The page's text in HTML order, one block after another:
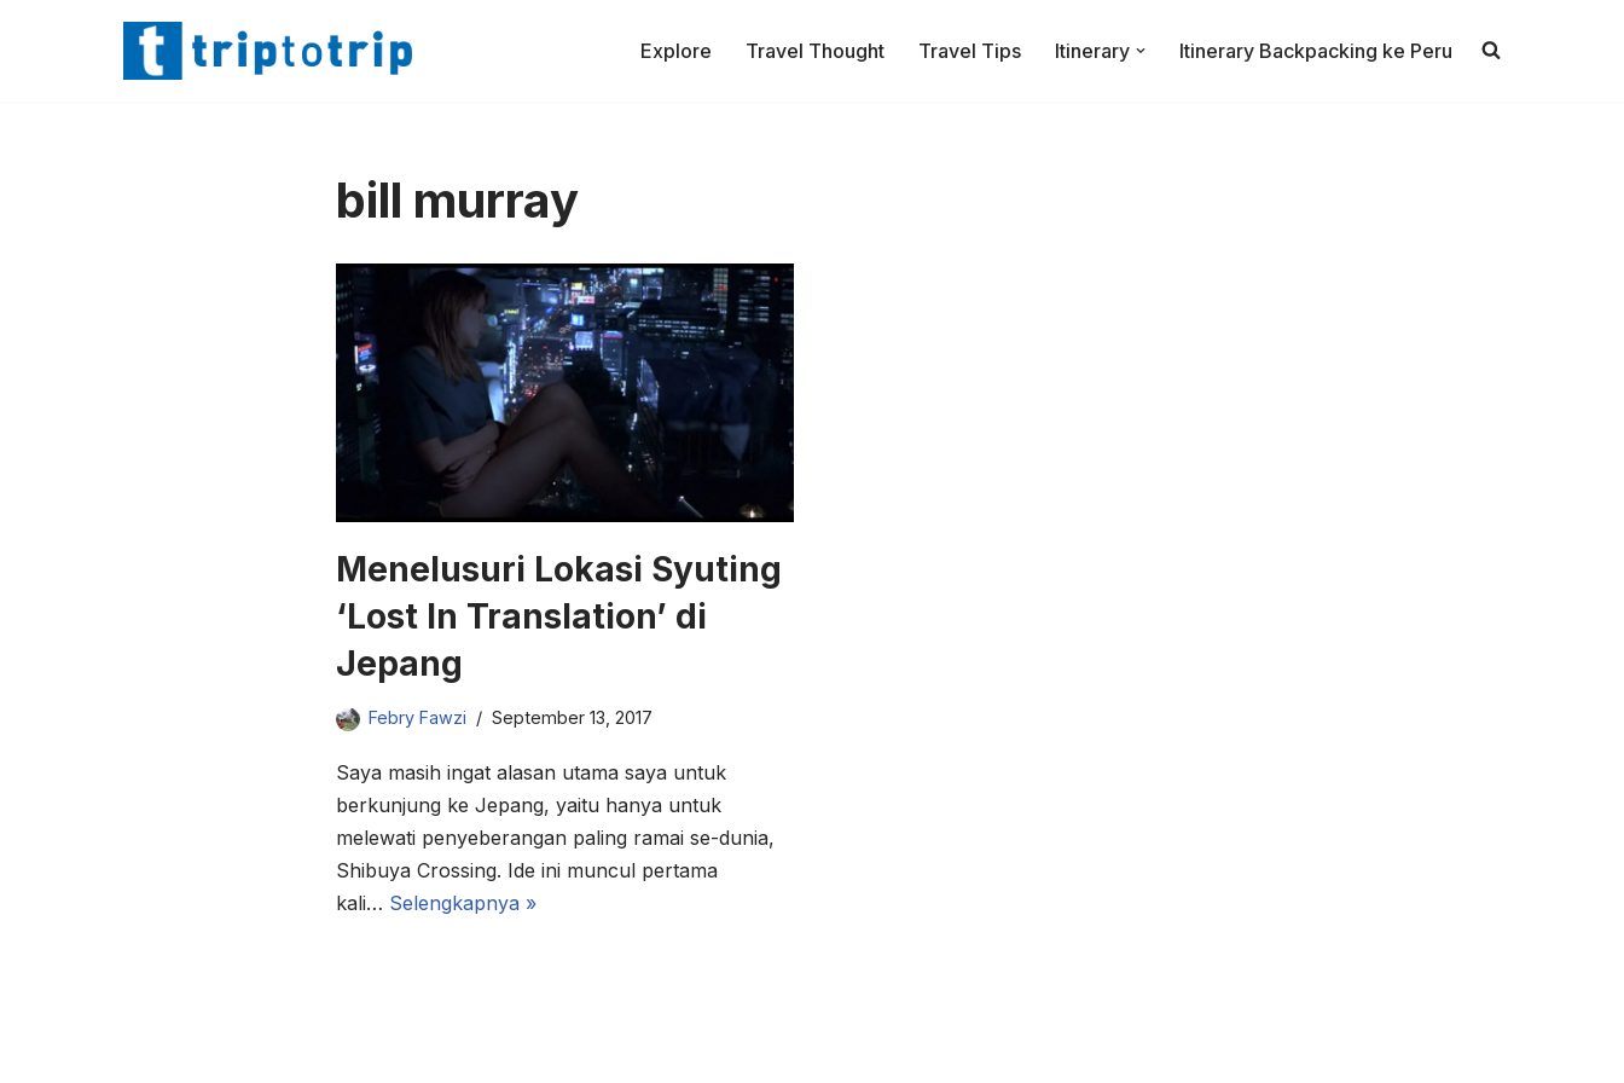
Explore Travel Thought Travel Tips Itinerary Itinerary Backpacking ke Peru
bill murray
Menelusuri Lokasi Syuting
‘Lost In Translation’ di
Jepang
Febry Fawzi September 13, 2017
Saya masih ingat alasan utama saya untuk
berkunjung ke Jepang, yaitu hanya untuk
melewati penyeberangan paling ramai se-dunia,
Shibuya Crossing. Ide ini muncul pertama
kali… Selengkapnya »